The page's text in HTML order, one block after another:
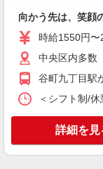
正社員
交欒 森ノ宮：
支給実績
キープ
向かう先は、笑顔
時給1550円
中央区内多数
谷町九丁目駅
＜シフト制/
詳細を見